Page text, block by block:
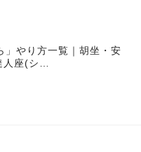
」やり方一覧｜胡坐・安
人座(シ…